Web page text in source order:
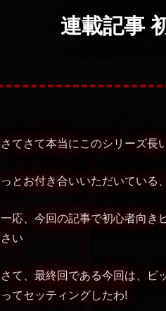
連載記事
さてさて本当にこのシリーズ長
っとお付き合いいただいている
一応、今回の記事で初心者向き
さい
さて、最終回である今回は、ビ
ってセッティングしたわ!